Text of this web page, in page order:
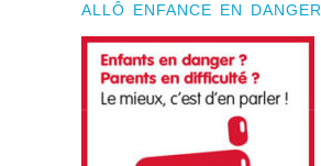
ALLÔ ENFANCE EN DANGER